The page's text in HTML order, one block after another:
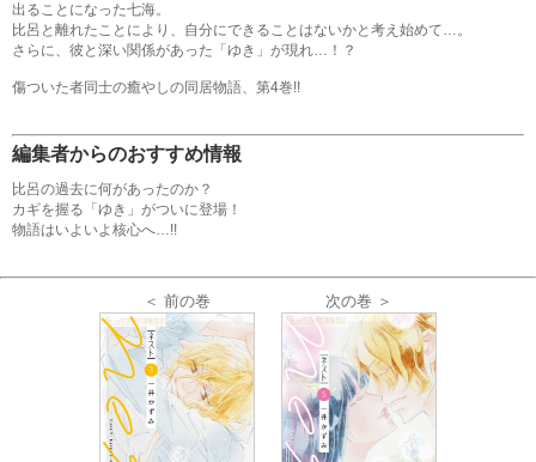
出ることになった七海。
比呂と離れたことにより、自分にできることはないかと考え始めて…。
さらに、彼と深い関係があった「ゆき」が現れ…！？
傷ついた者同士の癒やしの同居物語、第4巻!!
編集者からのおすすめ情報
比呂の過去に何があったのか？
カギを握る「ゆき」がついに登場！
物語はいよいよ核心へ…!!
＜ 前の巻 次の巻 ＞